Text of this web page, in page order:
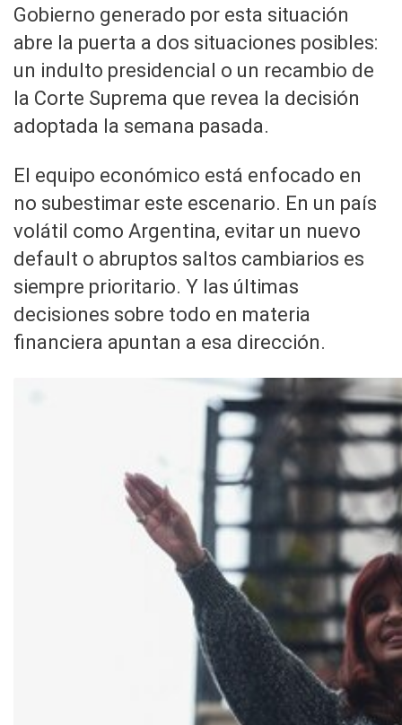
Gobierno generado por esta situación
abre la puerta a dos situaciones posibles:
un indulto presidencial o un recambio de
la Corte Suprema que revea la decisión
adoptada la semana pasada.
El equipo económico está enfocado en
no subestimar este escenario. En un país
volátil como Argentina, evitar un nuevo
default o abruptos saltos cambiarios es
siempre prioritario. Y las últimas
decisiones sobre todo en materia
financiera apuntan a esa dirección.